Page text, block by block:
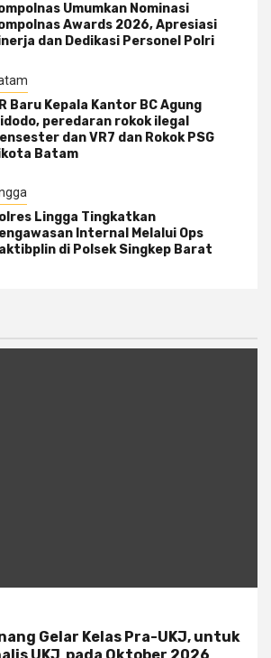
Umumkan Nominasi
Awards 2026, Apresiasi
dan Dedikasi Personel Polri
Baru Kepala Kantor BC Agung
peredaran rokok ilegal
dan VR7 dan Rokok PSG
Batam
Lingga Tingkatkan
Internal Melalui Ops
di Polsek Singkep Barat
Gelar Kelas Pra-UKJ, untuk
UKJ pada Oktober 2026